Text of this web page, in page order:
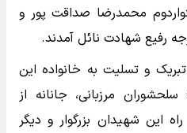
محمدرضا صداقت پور و
رفیع شهادت نائل آمدند.
تبریک و تسلیت به خانواده این
مرزبانی، جانانه از
این شهیدان بزرگوار و دیگر